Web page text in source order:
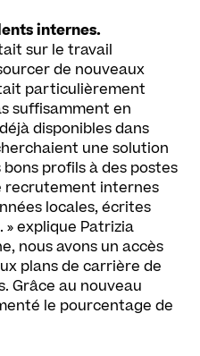
internes.
sur le travail
de nouveaux
particulièrement
suffisamment en
disponibles dans
une solution
profils à des postes
recrutement internes
locales, écrites
» explique Patrizia
nous avons un accès
plans de carrière de
Grâce au nouveau
le pourcentage de